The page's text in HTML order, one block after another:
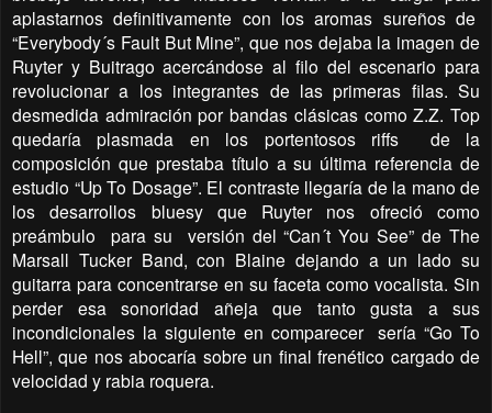
aplastarnos definitivamente con los aromas sureños de
“Everybody´s Fault But Mine”, que nos dejaba la imagen de
Ruyter y Buitrago acercándose al filo del escenario para
revolucionar a los integrantes de las primeras filas. Su
desmedida admiración por bandas clásicas como Z.Z. Top
quedaría plasmada en los portentosos riffs
de la
composición que prestaba título a su última referencia de
estudio “Up To Dosage”. El contraste llegaría de la mano de
los desarrollos bluesy que Ruyter nos ofreció como
preámbulo
para su
versión del “Can´t You See” de The
Marsall Tucker Band, con Blaine dejando a un lado su
guitarra para concentrarse en su faceta como vocalista. Sin
perder esa sonoridad añeja que tanto gusta a sus
incondicionales la siguiente en comparecer
sería “Go To
Hell”, que nos abocaría sobre un final frenético cargado de
velocidad y rabia roquera.